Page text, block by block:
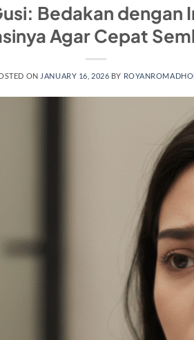
Bedakan dengan
Agar Cepat
ON JANUARY 16, 2026 BY